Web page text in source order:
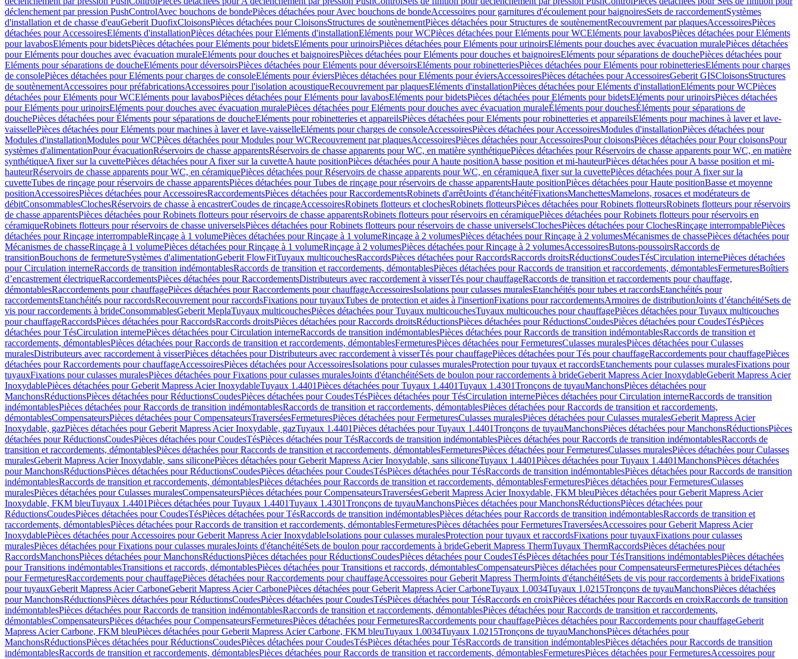
déclenchement par pression PushControlAvec bouchons de bondePièces détachées pour Avec bouchons de bondeAccessoires pour garnitures d'écoulement pour baignoiresSets de raccordementSystèmes
d'installation et de chasse d'eauGeberit DuofixCloisonsPièces détachées pour CloisonsStructures de soutènementPièces détachées pour Structures de soutènementRecouvrement par plaquesAccessoiresPièces
détachées pour AccessoiresEléments d'installationPièces détachées pour Eléments d'installationEléments pour WCPièces détachées pour Eléments pour WCEléments pour lavabosPièces détachées pour Eléments
pour lavabosEléments pour bidetsPièces détachées pour Eléments pour bidetsEléments pour urinoirsPièces détachées pour Eléments pour urinoirsEléments pour douches avec évacuation muralePièces détachées
pour Eléments pour douches avec évacuation muraleEléments pour douches et baignoiresPièces détachées pour Eléments pour douches et baignoiresEléments pour séparations de douchePièces détachées pour
Eléments pour séparations de doucheEléments pour déversoirsPièces détachées pour Eléments pour déversoirsEléments pour robinetteriesPièces détachées pour Eléments pour robinetteriesEléments pour charges
de consolePièces détachées pour Eléments pour charges de consoleEléments pour éviersPièces détachées pour Eléments pour éviersAccessoiresPièces détachées pour AccessoiresGeberit GISCloisonsStructures
de soutènementAccessoires pour préfabricationsAccessoires pour l'isolation acoustiqueRecouvrement par plaquesEléments d'installationPièces détachées pour Eléments d'installationEléments pour WCPièces
détachées pour Eléments pour WCEléments pour lavabosPièces détachées pour Eléments pour lavabosEléments pour bidetsPièces détachées pour Eléments pour bidetsEléments pour urinoirsPièces détachées
pour Eléments pour urinoirsEléments pour douches avec évacuation muralePièces détachées pour Eléments pour douches avec évacuation muraleÉléments pour douchesÉléments pour séparations de
douchePièces détachées pour Éléments pour séparations de doucheEléments pour robinetteries et appareilsPièces détachées pour Eléments pour robinetteries et appareilsEléments pour machines à laver et lave-
vaissellePièces détachées pour Eléments pour machines à laver et lave-vaisselleEléments pour charges de consoleAccessoiresPièces détachées pour AccessoiresModules d'installationPièces détachées pour
Modules d'installationModules pour WCPièces détachées pour Modules pour WCRecouvrement par plaquesAccessoiresPièces détachées pour AccessoiresPour cloisonsPièces détachées pour Pour cloisonsPour
systèmes d'alimentationPour évacuationRéservoirs de chasse apparentsRéservoirs de chasse apparents pour WC, en matière synthétiquePièces détachées pour Réservoirs de chasse apparents pour WC, en matière
synthétiqueA fixer sur la cuvettePièces détachées pour A fixer sur la cuvetteA haute positionPièces détachées pour A haute positionA basse position et mi-hauteurPièces détachées pour A basse position et mi-
hauteurRéservoirs de chasse apparents pour WC, en céramiquePièces détachées pour Réservoirs de chasse apparents pour WC, en céramiqueA fixer sur la cuvettePièces détachées pour A fixer sur la
cuvetteTubes de rinçage pour réservoirs de chasse apparentsPièces détachées pour Tubes de rinçage pour réservoirs de chasse apparentsHaute positionPièces détachées pour Haute positionBasse et moyenne
positionAccessoiresPièces détachées pour AccessoiresRaccordementsPièces détachées pour RaccordementsRobinets d'arrêtJoints d'étanchéitéFixationsManchettesMamelons, rosaces et modérateurs de
débitConsommablesClochesRéservoirs de chasse à encastrerCoudes de rinçageAccessoiresRobinets flotteurs et clochesRobinets flotteursPièces détachées pour Robinets flotteursRobinets flotteurs pour réservoirs
de chasse apparentsPièces détachées pour Robinets flotteurs pour réservoirs de chasse apparentsRobinets flotteurs pour réservoirs en céramiquePièces détachées pour Robinets flotteurs pour réservoirs en
céramiqueRobinets flotteurs pour réservoirs de chasse universelsPièces détachées pour Robinets flotteurs pour réservoirs de chasse universelsClochesPièces détachées pour ClochesRinçage interrompablePièces
détachées pour Rinçage interrompableRinçage à 1 volumePièces détachées pour Rinçage à 1 volumeRinçage à 2 volumesPièces détachées pour Rinçage à 2 volumesMécanismes de chassePièces détachées pour
Mécanismes de chasseRinçage à 1 volumePièces détachées pour Rinçage à 1 volumeRinçage à 2 volumesPièces détachées pour Rinçage à 2 volumesAccessoiresButons-poussoirsRaccords de
transitionBouchons de fermetureSystèmes d'alimentationGeberit FlowFitTuyaux multicouchesRaccordsPièces détachées pour RaccordsRaccords droitsRéductionsCoudesTésCirculation internePièces détachées
pour Circulation interneRaccords de transition indémontablesRaccords de transition et raccordements, démontablesPièces détachées pour Raccords de transition et raccordements, démontablesFermeturesBoîtiers
d’encastrement électriqueRaccordementsPièces détachées pour RaccordementsDistributeurs avec raccordement à visserTés pour chauffageRaccords de transition et raccordements pour chauffage,
démontablesRaccordements pour chauffagePièces détachées pour Raccordements pour chauffageAccessoiresIsolations pour culasses muralesEtanchéités pour tubes et raccordsEtanchéités pour
raccordementsEtanchéités pour raccordsRecouvrement pour raccordsFixations pour tuyauxTubes de protection et aides à l'insertionFixations pour raccordementsArmoires de distributionJoints d’étanchéitéSets de
vis pour raccordements à brideConsommablesGeberit MeplaTuyaux multicouchesPièces détachées pour Tuyaux multicouchesTuyaux multicouches pour chauffagePièces détachées pour Tuyaux multicouches
pour chauffageRaccordsPièces détachées pour RaccordsRaccords droitsPièces détachées pour Raccords droitsRéductionsPièces détachées pour RéductionsCoudesPièces détachées pour CoudesTésPièces
détachées pour TésCirculation internePièces détachées pour Circulation interneRaccords de transition indémontablesPièces détachées pour Raccords de transition indémontablesRaccords de transition et
raccordements, démontablesPièces détachées pour Raccords de transition et raccordements, démontablesFermeturesPièces détachées pour FermeturesCulasses muralesPièces détachées pour Culasses
muralesDistributeurs avec raccordement à visserPièces détachées pour Distributeurs avec raccordement à visserTés pour chauffagePièces détachées pour Tés pour chauffageRaccordements pour chauffagePièces
détachées pour Raccordements pour chauffageAccessoiresPièces détachées pour AccessoiresIsolations pour culasses muralesProtection pour tuyaux et raccordsEtanchements pour culasses muralesFixations pour
tuyauxFixations pour culasses muralesPièces détachées pour Fixations pour culasses muralesJoints d'étanchéitéSets de boulon pour raccordements à brideGeberit Mapress Acier InoxydableGeberit Mapress Acier
InoxydablePièces détachées pour Geberit Mapress Acier InoxydableTuyaux 1.4401Pièces détachées pour Tuyaux 1.4401Tuyaux 1.4301Tronçons de tuyauManchonsPièces détachées pour
ManchonsRéductionsPièces détachées pour RéductionsCoudesPièces détachées pour CoudesTésPièces détachées pour TésCirculation internePièces détachées pour Circulation interneRaccords de transition
indémontablesPièces détachées pour Raccords de transition indémontablesRaccords de transition et raccordements, démontablesPièces détachées pour Raccords de transition et raccordements,
démontablesCompensateursPièces détachées pour CompensateursTraverséesFermeturesPièces détachées pour FermeturesCulasses muralesPièces détachées pour Culasses muralesGeberit Mapress Acier
Inoxydable, gazPièces détachées pour Geberit Mapress Acier Inoxydable, gazTuyaux 1.4401Pièces détachées pour Tuyaux 1.4401Tronçons de tuyauManchonsPièces détachées pour ManchonsRéductionsPièces
détachées pour RéductionsCoudesPièces détachées pour CoudesTésPièces détachées pour TésRaccords de transition indémontablesPièces détachées pour Raccords de transition indémontablesRaccords de
transition et raccordements, démontablesPièces détachées pour Raccords de transition et raccordements, démontablesFermeturesPièces détachées pour FermeturesCulasses muralesPièces détachées pour Culasses
muralesGeberit Mapress Acier Inoxydable, sans siliconePièces détachées pour Geberit Mapress Acier Inoxydable, sans siliconeTuyaux 1.4401Pièces détachées pour Tuyaux 1.4401ManchonsPièces détachées
pour ManchonsRéductionsPièces détachées pour RéductionsCoudesPièces détachées pour CoudesTésPièces détachées pour TésRaccords de transition indémontablesPièces détachées pour Raccords de transition
indémontablesRaccords de transition et raccordements, démontablesPièces détachées pour Raccords de transition et raccordements, démontablesFermeturesPièces détachées pour FermeturesCulasses
muralesPièces détachées pour Culasses muralesCompensateursPièces détachées pour CompensateursTraverséesGeberit Mapress Acier Inoxydable, FKM bleuPièces détachées pour Geberit Mapress Acier
Inoxydable, FKM bleuTuyaux 1.4401Pièces détachées pour Tuyaux 1.4401Tuyaux 1.4301Tronçons de tuyauManchonsPièces détachées pour ManchonsRéductionsPièces détachées pour
RéductionsCoudesPièces détachées pour CoudesTésPièces détachées pour TésRaccords de transition indémontablesPièces détachées pour Raccords de transition indémontablesRaccords de transition et
raccordements, démontablesPièces détachées pour Raccords de transition et raccordements, démontablesFermeturesPièces détachées pour FermeturesTraverséesAccessoires pour Geberit Mapress Acier
InoxydablePièces détachées pour Accessoires pour Geberit Mapress Acier InoxydableIsolations pour culasses muralesProtection pour tuyaux et raccordsFixations pour tuyauxFixations pour culasses
muralesPièces détachées pour Fixations pour culasses muralesJoints d'étanchéitéSets de boulon pour raccordements à brideGeberit Mapress ThermTuyaux ThermRaccordsPièces détachées pour
RaccordsManchonsPièces détachées pour ManchonsRéductionsPièces détachées pour RéductionsCoudesPièces détachées pour CoudesTésPièces détachées pour TésTransitions indémontablesPièces détachées
pour Transitions indémontablesTransitions et raccords, démontablesPièces détachées pour Transitions et raccords, démontablesCompensateursPièces détachées pour CompensateursFermeturesPièces détachées
pour FermeturesRaccordements pour chauffagePièces détachées pour Raccordements pour chauffageAccessoires pour Geberit Mapress ThermJoints d'étanchéitéSets de vis pour raccordements à brideFixations
pour tuyauxGeberit Mapress Acier CarboneGeberit Mapress Acier CarbonePièces détachées pour Geberit Mapress Acier CarboneTuyaux 1.0034Tuyaux 1.0215Tronçons de tuyauManchonsPièces détachées
pour ManchonsRéductionsPièces détachées pour RéductionsCoudesPièces détachées pour CoudesTésPièces détachées pour TésRaccords en croixPièces détachées pour Raccords en croixRaccords de transition
indémontablesPièces détachées pour Raccords de transition indémontablesRaccords de transition et raccordements, démontablesPièces détachées pour Raccords de transition et raccordements,
démontablesCompensateursPièces détachées pour CompensateursFermeturesPièces détachées pour FermeturesRaccordements pour chauffagePièces détachées pour Raccordements pour chauffageGeberit
Mapress Acier Carbone, FKM bleuPièces détachées pour Geberit Mapress Acier Carbone, FKM bleuTuyaux 1.0034Tuyaux 1.0215Tronçons de tuyauManchonsPièces détachées pour
ManchonsRéductionsPièces détachées pour RéductionsCoudesPièces détachées pour CoudesTésPièces détachées pour TésRaccords de transition indémontablesPièces détachées pour Raccords de transition
indémontablesRaccords de transition et raccordements, démontablesPièces détachées pour Raccords de transition et raccordements, démontablesFermeturesPièces détachées pour FermeturesAccessoires pour